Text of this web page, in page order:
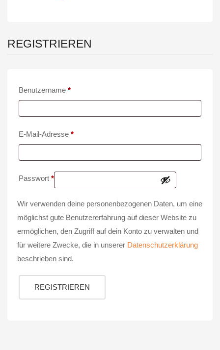
REGISTRIEREN
Benutzername *Erforderlich
E-Mail-Adresse *Erforderlich
Passwort *Erforderlich
Wir verwenden deine personenbezogenen Daten, um eine
möglichst gute Benutzererfahrung auf dieser Website zu
ermöglichen, den Zugriff auf dein Konto zu verwalten und
für weitere Zwecke, die in unserer Datenschutzerklärung
beschrieben sind.
REGISTRIEREN